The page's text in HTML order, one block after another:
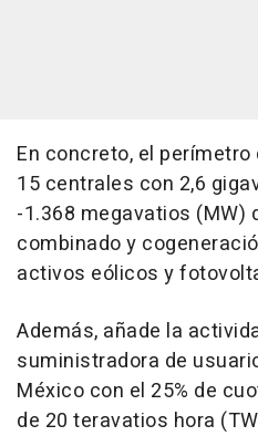
En concreto, el
15 centrales con 2,6
-1.368 megavatios
combinado y
activos eólicos y
Además, añade la
suministradora de
México con el 25% de
de 20 teravatios hora